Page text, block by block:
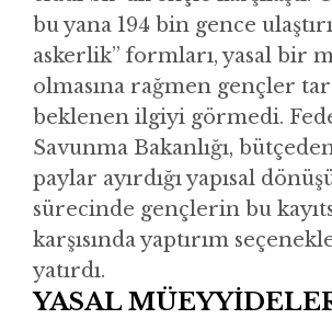
bu yana 194 bin gence
askerlik” formları, yasal bir
olmasına rağmen gençler
beklenen ilgiyi görmedi.
Savunma Bakanlığı,
paylar ayırdığı yapısal
sürecinde gençlerin bu
karşısında yaptırım
yatırdı.
YASAL